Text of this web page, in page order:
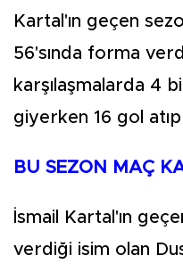
Kartal'ın geçen
56'sında forma
karşılaşmalarda 4
giyerken 16 gol
BU SEZON MAÇ
İsmail Kartal'ın
verdiği isim olan